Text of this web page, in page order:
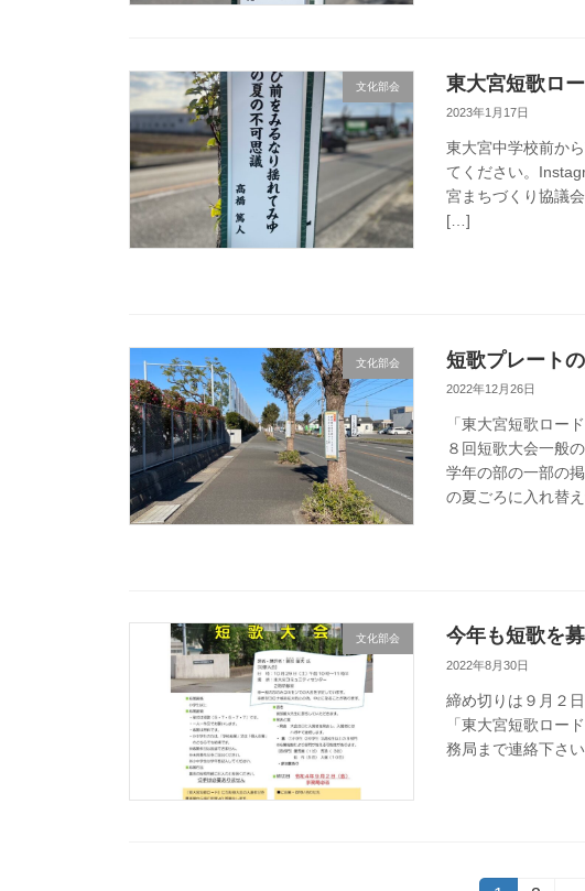
文化部会 東大宮短歌ロ
2023年1月17日
東大宮中学校前か
てください。
宮まちづくり協議
[…]
文化部会 短歌プレート
2022年12月26日
「東大宮短歌ロー
８回短歌大会一般
学年の部の一部の
の夏ごろに入れ替え
文化部会 今年も短歌を
2022年8月30日
締め切りは９月２
「東大宮短歌ロー
務局まで連絡下さい